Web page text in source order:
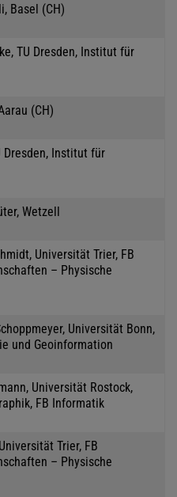
Basel (CH)
TU Dresden, Institut für
(CH)
Dresden, Institut für
Wetzell
Universität Trier, FB
– Physische
Universität Bonn,
und Geoinformation
Universität Rostock,
FB Informatik
Trier, FB
– Physische